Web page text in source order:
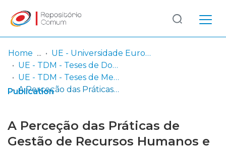
Communities
& Collections
Log
In
(current)
Home
UE - Universidade Europeia
UE - TDM - Teses de Doutoramento e Mestrado
UE - TDM - Teses de Mestrado
A Perceção das Práticas de Gestão de Recursos Humanos e o impacto no Desempenho dos Colaboradores
Publication
A Perceção das Práticas de
Gestão de Recursos Humanos e